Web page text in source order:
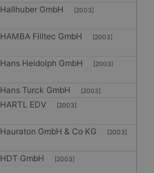
Hallhuber GmbH [2003]
HAMBA Filltec GmbH [2003]
Hans Heidolph GmbH [2003]
Hans Turck GmbH [2003]
HARTL EDV [2003]
Hauraton GmbH & Co KG [2003]
HDT GmbH [2003]